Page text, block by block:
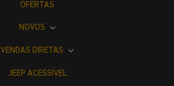
OFERTAS
NOVOS
VENDAS DIRETAS
JEEP ACESSÍVEL